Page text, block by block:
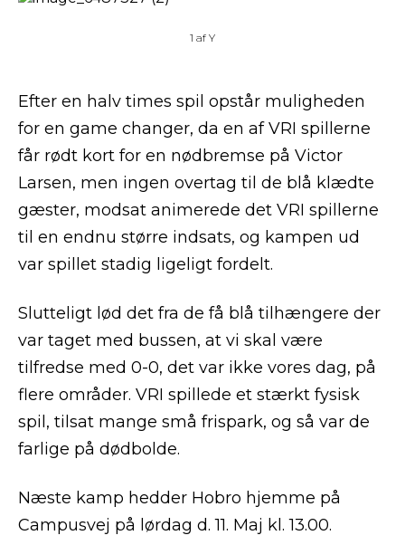
1 af Y
Efter en halv times spil opstår muligheden
for en game changer, da en af VRI spillerne
får rødt kort for en nødbremse på Victor
Larsen, men ingen overtag til de blå klædte
gæster, modsat animerede det VRI spillerne
til en endnu større indsats, og kampen ud
var spillet stadig ligeligt fordelt.
Slutteligt lød det fra de få blå tilhængere der
var taget med bussen, at vi skal være
tilfredse med 0-0, det var ikke vores dag, på
flere områder. VRI spillede et stærkt fysisk
spil, tilsat mange små frispark, og så var de
farlige på dødbolde.
Næste kamp hedder Hobro hjemme på
Campusvej på lørdag d. 11. Maj kl. 13.00.